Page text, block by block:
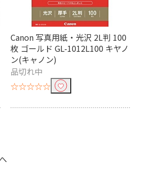
Canon 写真用紙・光沢 2L判 100
枚 ゴールド GL-1012L100 キヤノ
ン(キャノン)
品切れ中
☆☆☆☆☆
B4
ロール紙